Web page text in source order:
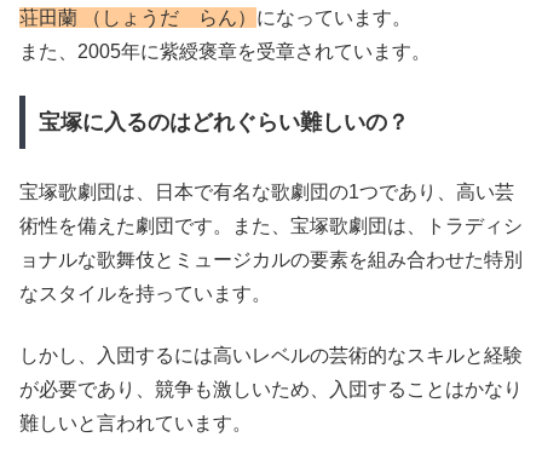
荘田蘭 （しょうだ らん） になっています。
また、2005年に紫綬褒章を受章されています。
宝塚に入るのはどれぐらい難しいの？
宝塚歌劇団は、日本で有名な歌劇団の1つであり、高い芸
術性を備えた劇団です。また、宝塚歌劇団は、トラディシ
ョナルな歌舞伎とミュージカルの要素を組み合わせた特別
なスタイルを持っています。
しかし、入団するには高いレベルの芸術的なスキルと経験
が必要であり、競争も激しいため、入団することはかなり
難しいと言われています。